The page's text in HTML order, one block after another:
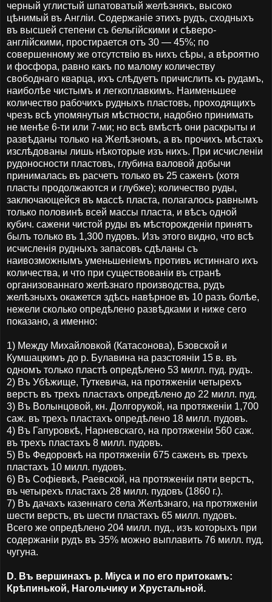
черный углистый шпатоватый желѣзнякъ, высоко
цѣнимый въ Англіи. Содержаніе этихъ рудъ, сходныхъ
въ высшей степени съ бельгійскими и сѣверо-
англійскими, простирается отъ 30 — 45%; по
совершенному же отсутствію въ нихъ сѣры, а вѣроятно
и фосфора, равно какъ по малому количеству
свободнаго кварца, ихъ слѣдуетъ причислить къ рудамъ,
наиболѣе чистымъ и легкоплавкимъ. Наименьшее
количество рабочихъ рудныхъ пластовъ, проходящихъ
чрезъ всѣ упомянутыя мѣстности, надобно принимать
не менѣе 6-ти или 7-ми; но всѣ вмѣстѣ они раскрыты и
развѣданы только на Желѣзномъ, а въ прочихъ мѣстахъ
изслѣдованы лишь нѣкоторые изъ нихъ. При исчисленіи
рудоносности пластовъ, глубина валовой добычи
принималась въ расчетъ только въ 25 саженъ (хотя
пласты продолжаются и глубже); количество руды,
заключающейся въ массѣ пласта, полагалось равнымъ
только половинѣ всей массы пласта, и вѣсъ одной
кубич. сажени чистой руды въ мѣсторожденіи принятъ
былъ только въ 1,300 пудовъ. Изъ этого видно, что всѣ
исчисленія рудныхъ запасовъ сдѣланы съ
наивозможнымъ уменьшеніемъ противъ истиннаго ихъ
количества, и что при существованіи въ странѣ
организованнаго желѣзнаго производства, рудъ
желѣзныхъ окажется здѣсь навѣрное въ 10 разъ болѣе,
нежели сколько опредѣлено развѣдками и ниже сего
показано, а именно:
1) Между Михайловкой (Катасонова), Бзовской и
Кумшацкимъ до р. Булавина на разстояніи 15 в. въ
одномъ только пластѣ опредѣлено 53 милл. пуд. рудъ.
2) Въ Убѣжище, Туткевича, на протяженіи четырехъ
верстъ въ трехъ пластахъ опредѣлено до 22 милл. пуд.
3) Въ Волынцовой, кн. Долгорукой, на протяженіи 1,700
саж. въ трехъ пластахъ опредѣлено 18 милл. пудовъ.
4) Въ Гапуровкѣ, Нарневскаго, на протяженіи 560 саж.
въ трехъ пластахъ 8 милл. пудовъ.
5) Въ Федоровкѣ на протяженіи 675 саженъ въ трехъ
пластахъ 10 милл. пудовъ.
6) Въ Софiевкѣ, Раевской, на протяженіи пяти верстъ,
въ четырехъ пластахъ 28 милл. пудовъ (1860 г.).
7) Въ дачахъ казеннаго села Желѣзнаго, на протяженіи
шести верстъ, въ шести пластахъ 65 милл. пудовъ.
Всего же опредѣлено 204 милл. пуд., изъ которыхъ при
содержаніи рудъ въ З5% можно выплавить 76 милл. пуд.
чугуна.
D. Въ вершинахъ р. Міуса и по его притокамъ:
Крѣпинькой, Нагольчику и Хрустальной.